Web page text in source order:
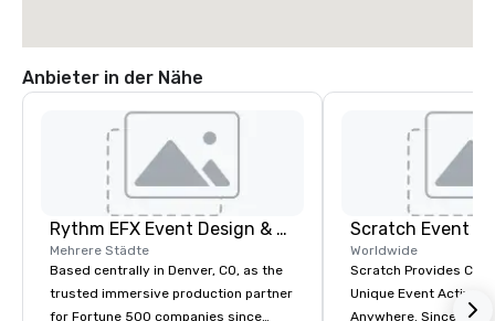
Anbieter in der Nähe
Rythm EFX Event Design & Fabrication
Mehrere Städte
Based centrally in Denver, CO, as the
trusted immersive production partner
for Fortune 500 companies since
Scratch Event
Worldwide
Scratch Provides
Unique Event
Anywhere. Since 2002 we’ve been